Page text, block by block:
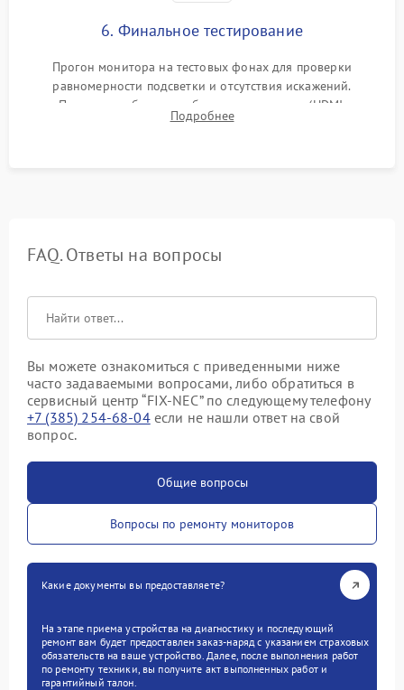
6. Финальное тестирование
Прогон монитора на тестовых фонах для проверки
равномерности подсветки и отсутствия искажений.
Проверка работоспособности всех портов (HDMI,
DisplayPort, VGA) и кнопок управления под нагрузкой в
Подробнее
FAQ. Ответы на вопросы
Вы можете ознакомиться с приведенными ниже
часто задаваемыми вопросами, либо обратиться в
сервисный центр “FIX-NEC” по следующему телефону
+7 (385) 254-68-04если не нашли ответ на свой
вопрос.
Общие вопросы
Вопросы по ремонту мониторов
Какие документы вы предоставляете?
На этапе приема устройства на диагностику и последующий
ремонт вам будет предоставлен заказ-наряд с указанием страховых
обязательств на ваше устройство. Далее, после выполнения работ
по ремонту техники, вы получите акт выполненных работ и
гарантийный талон.